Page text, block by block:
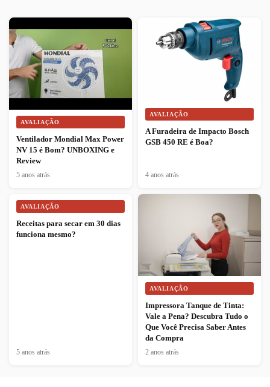
AVALIAÇÃO
Ventilador Mondial Max Power
NV 15 é Bom? UNBOXING e
Review
5 anos atrás
AVALIAÇÃO
A Furadeira de Impacto Bosch
GSB 450 RE é Boa?
4 anos atrás
AVALIAÇÃO
Receitas para secar em 30 dias
funciona mesmo?
5 anos atrás
AVALIAÇÃO
Impressora Tanque de Tinta:
Vale a Pena? Descubra Tudo o
Que Você Precisa Saber Antes
da Compra
2 anos atrás